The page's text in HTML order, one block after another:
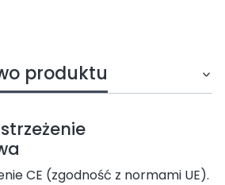
produktu
CE (zgodność z normami UE).